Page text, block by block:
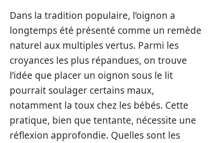
Dans la tradition populaire, l’oignon a
longtemps été présenté comme un remède
naturel aux multiples vertus. Parmi les
croyances les plus répandues, on trouve
l’idée que placer un oignon sous le lit
pourrait soulager certains maux,
notamment la toux chez les bébés. Cette
pratique, bien que tentante, nécessite une
réflexion approfondie. Quelles sont les